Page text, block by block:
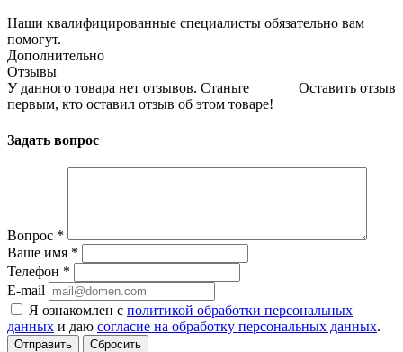
Наши квалифицированные специалисты обязательно вам
помогут.
Дополнительно
Отзывы
Оставить отзыв
У данного товара нет отзывов. Станьте
первым, кто оставил отзыв об этом товаре!
Задать вопрос
Вопрос *
Ваше имя *
Телефон *
E-mail
Я ознакомлен с политикой обработки персональных
данных и даю согласие на обработку персональных данных.
Сбросить